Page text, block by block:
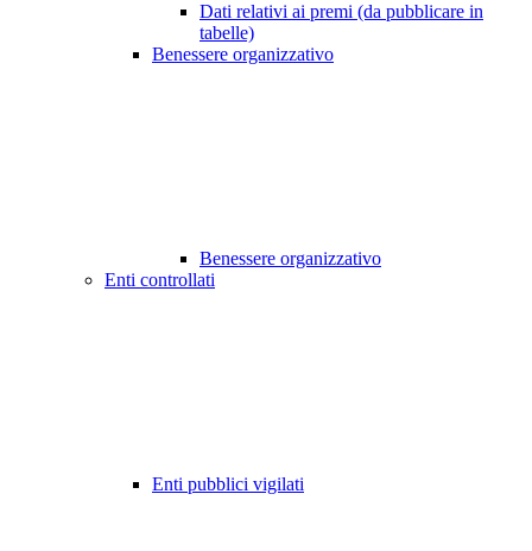
Dati relativi ai premi (da pubblicare in
tabelle)
Benessere organizzativo
Benessere organizzativo
Enti controllati
Enti pubblici vigilati